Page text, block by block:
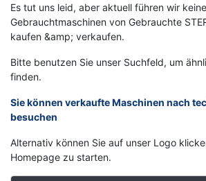
Es tut uns leid, aber aktuell führen wir keine
Gebrauchtmaschinen von Gebrauchte
kaufen &amp; verkaufen.
Bitte benutzen Sie unser Suchfeld, um
finden.
Sie können verkaufte Maschinen nach
besuchen
Alternativ können Sie auf unser Logo
Homepage zu starten.